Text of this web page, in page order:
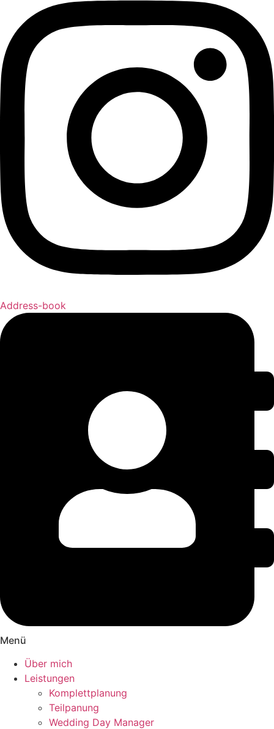
Address-book
Menü
Über mich
Leistungen
Komplettplanung
Teilpanung
Wedding Day Manager